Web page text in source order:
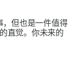
但也是一件值得
直觉。你未来的